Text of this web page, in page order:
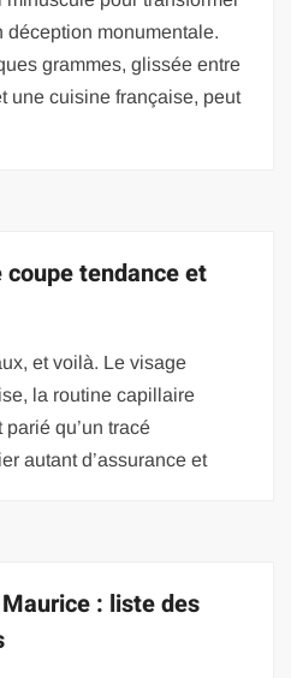
déception monumentale.
grammes, glissée entre
une cuisine française, peut
coupe tendance et
et voilà. Le visage
la routine capillaire
qu’un tracé
autant d’assurance et
: liste des